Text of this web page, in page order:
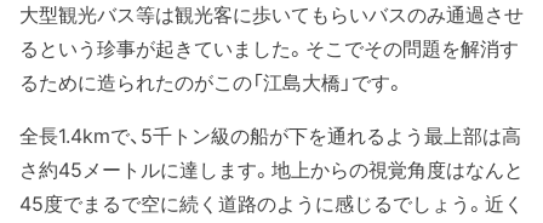
大型観光バス等は観光客に歩いてもらいバスのみ通過させ
るという珍事が起きていました。そこでその問題を解消す
るために造られたのがこの「江島大橋」です。
全長1.4kmで、5千トン級の船が下を通れるよう最上部は高
さ約45メートルに達します。地上からの視覚角度はなんと
45度でまるで空に続く道路のように感じるでしょう。近く